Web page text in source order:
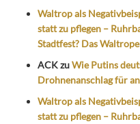
Waltrop als
statt zu pflegen –
Stadtfest? Das
ACKzuWie Putins
Drohnenanschlag für
Waltrop als
statt zu pflegen –